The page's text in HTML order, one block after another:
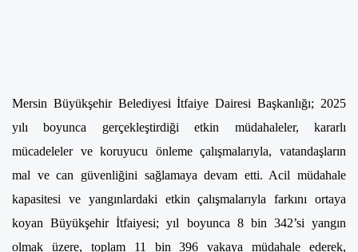
Mersin Büyükşehir Belediyesi İtfaiye Dairesi Başkanlığı; 2025
yılı boyunca gerçekleştirdiği etkin müdahaleler, kararlı
mücadeleler ve koruyucu önleme çalışmalarıyla, vatandaşların
mal ve can güvenliğini sağlamaya devam etti. Acil müdahale
kapasitesi ve yangınlardaki etkin çalışmalarıyla farkını ortaya
koyan Büyükşehir İtfaiyesi; yıl boyunca 8 bin 342’si yangın
olmak üzere, toplam 11 bin 396 vakaya müdahale ederek,